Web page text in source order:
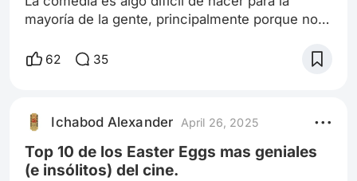
mayoría de la gente, principalmente porque no
que aunque lo necesitamos, no es imposible
comediante más principiante que se puedan
encontrar. Irritante a más no poder, pero
completamente normal. Por eso los actores y
actri
62 35
Ichabod Alexander April 26, 2025
Top 10 de los Easter Eggs mas geniales
(e insólitos) del cine.